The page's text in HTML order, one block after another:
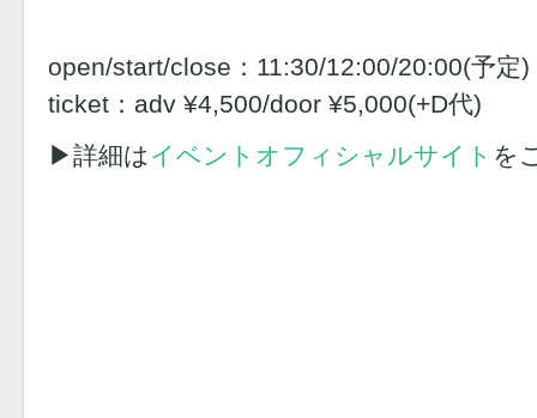
open/start/close：11:30/12:00/20:00(予定)
ticket：adv ¥4,500/door ¥5,000(+D代)
▶︎詳細は イベントオフィシャルサイト を